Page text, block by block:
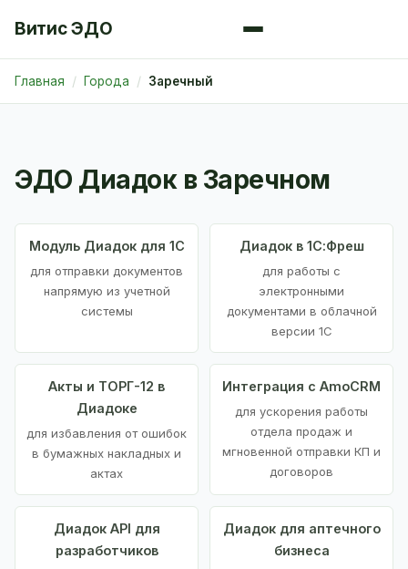
Витис ЭДО
Главная Города Заречный
ЭДО Диадок в Заречном
Модуль Диадок для 1С
для отправки документов
напрямую из учетной
системы
Диадок в 1С:Фреш
для работы с
электронными
документами в облачной
версии 1С
Акты и ТОРГ-12 в
Диадоке
для избавления от ошибок
в бумажных накладных и
актах
Интеграция с AmoCRM
для ускорения работы
отдела продаж и
мгновенной отправки КП и
договоров
Диадок API для
разработчиков
Диадок для аптечного
бизнеса